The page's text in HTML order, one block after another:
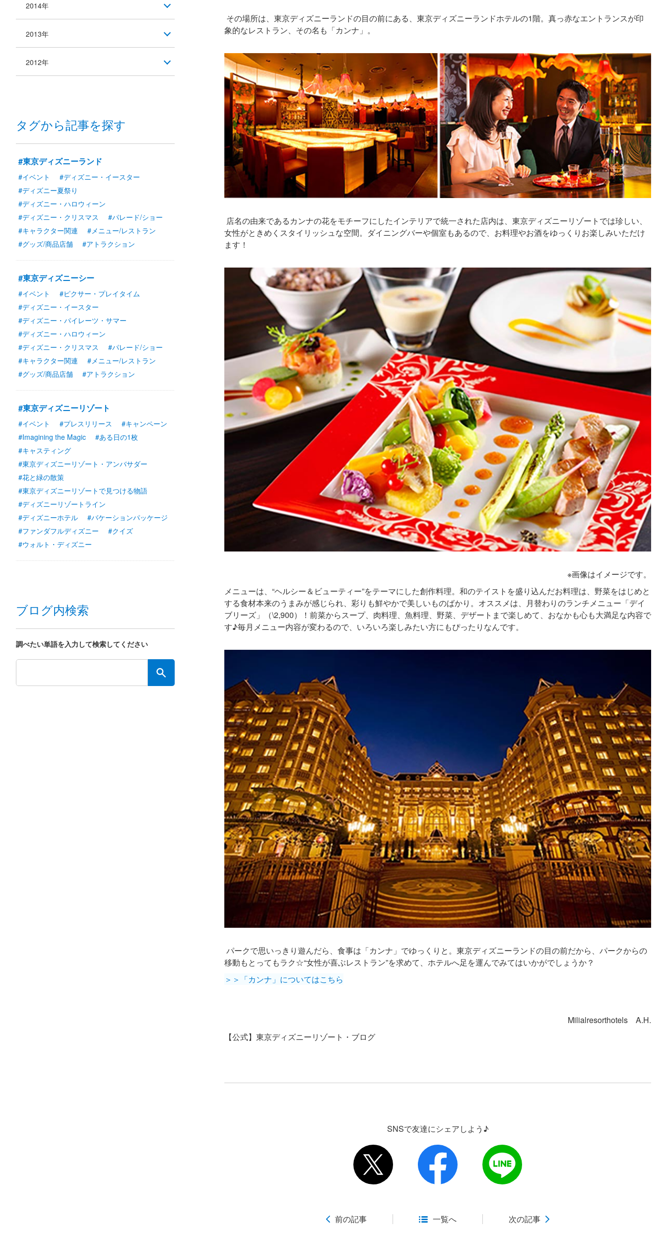
その場所は、東京ディズニーランドの目の前にある、東京ディズニーランドホテルの1階。真っ赤なエントランスが印
象的なレストラン、その名も「カンナ」。
店名の由来であるカンナの花をモチーフにしたインテリアで統一された店内は、東京ディズニーリゾートでは珍しい、
女性がときめくスタイリッシュな空間。ダイニングバーや個室もあるので、お料理やお酒をゆっくりお楽しみいただけ
ます！
※画像はイメージです。
メニューは、“ヘルシー＆ビューティー”をテーマにした創作料理。和のテイストを盛り込んだお料理は、野菜をはじめと
する食材本来のうまみが感じられ、彩りも鮮やかで美しいものばかり。オススメは、月替わりのランチメニュー「デイ
ブリーズ」（\2,900）！前菜からスープ、肉料理、魚料理、野菜、デザートまで楽しめて、おなかも心も大満足な内容で
す♪毎月メニュー内容が変わるので、いろいろ楽しみたい方にもぴったりなんです。
パークで思いっきり遊んだら、食事は「カンナ」でゆっくりと。東京ディズニーランドの目の前だから、パークからの
移動もとってもラク☆“女性が喜ぶレストラン”を求めて、ホテルへ足を運んでみてはいかがでしょうか？
＞＞「カンナ」についてはこちら
Milialresorthotels A.H.
【公式】東京ディズニーリゾート・ブログ
SNSで友達にシェアしよう♪
前の記事 一覧へ 次の記事
2014年
2013年
2012年
タグから記事を探す
#東京ディズニーランド
#イベント
#ディズニー・イースター
#ディズニー夏祭り
#ディズニー・ハロウィーン
#ディズニー・クリスマス
#パレード/ショー
#キャラクター関連
#メニュー/レストラン
#グッズ/商品店舗
#アトラクション
#東京ディズニーシー
#イベント
#ピクサー・プレイタイム
#ディズニー・イースター
#ディズニー・パイレーツ・サマー
#ディズニー・ハロウィーン
#ディズニー・クリスマス
#パレード/ショー
#キャラクター関連
#メニュー/レストラン
#グッズ/商品店舗
#アトラクション
#東京ディズニーリゾート
#イベント #プレスリリース
#キャンペーン
#Imagining the Magic
#ある日の1枚
#キャスティング
#東京ディズニーリゾート・アンバサダー
#花と緑の散策
#東京ディズニーリゾートで見つける物語
#ディズニーリゾートライン
#ディズニーホテル
#バケーションパッケージ
#ファンダフルディズニー
#クイズ
#ウォルト・ディズニー
ブログ内検索
調べたい単語を入力して検索してください